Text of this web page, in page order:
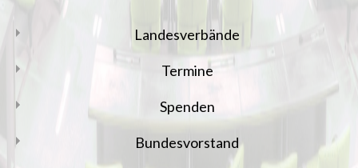
Landesverbände
Termine
Spenden
Bundesvorstand